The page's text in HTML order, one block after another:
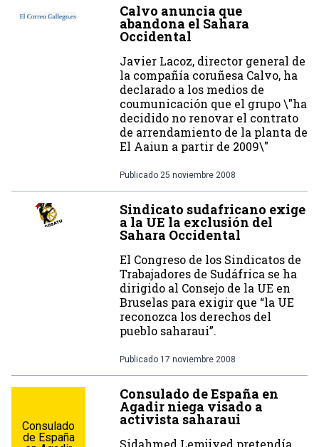
Calvo anuncia que
abandona el Sahara
Occidental
Javier Lacoz, director general de
la compañía coruñesa Calvo, ha
declarado a los medios de
coumunicación que el grupo \"ha
decidido no renovar el contrato
de arrendamiento de la planta de
El Aaiun a partir de 2009\"
Publicado 25 noviembre 2008
Sindicato sudafricano exige
a la UE la exclusión del
Sahara Occidental
El Congreso de los Sindicatos de
Trabajadores de Sudáfrica se ha
dirigido al Consejo de la UE en
Bruselas para exigir que “la UE
reconozca los derechos del
pueblo saharaui”.
Publicado 17 noviembre 2008
Consulado
de España
Consulado de España en
Agadir niega visado a
activista saharaui
Sidahmed Lemjiyed pretendía